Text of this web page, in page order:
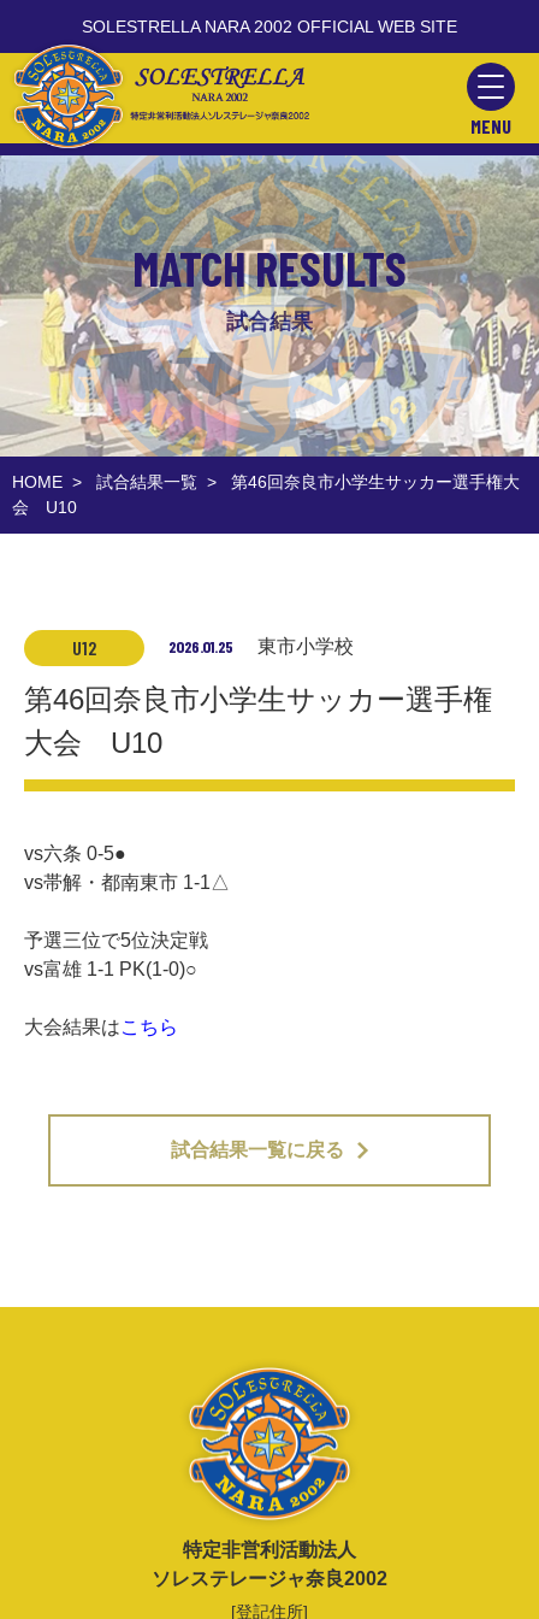
SOLESTRELLA NARA 2002 OFFICIAL WEB SITE
MENU
MATCH RESULTS
試合結果
HOME > 試合結果一覧 > 第46回奈良市小学生サッカー選手権大
会 U10
U12 2026.01.25 東市小学校
第46回奈良市小学生サッカー選手権
大会 U10
vs六条 0-5●
vs帯解・都南東市 1-1△
予選三位で5位決定戦
vs富雄 1-1 PK(1-0)○
大会結果はこちら
試合結果一覧に戻る
特定非営利活動法人
ソレステレージャ奈良2002
[登記住所]